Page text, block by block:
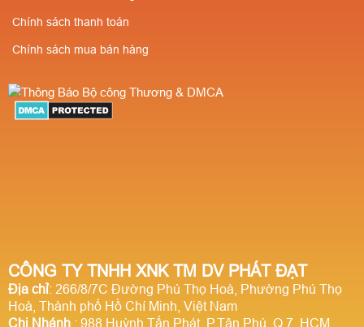
CÔNG TY TNHH XNK TM DV PHÁT ĐẠT
Địa chỉ: 266/8/7C Đường Phú Thọ Hoà, Phường Phú Thọ
Hoà, Thành phố Hồ Chí Minh, Việt Nam
Chi Nhánh : 988 Huỳnh Tấn Phát, P.Tân Phú, Q.7, HCM
Chính sách thanh toán
Chính sách mua bán hàng